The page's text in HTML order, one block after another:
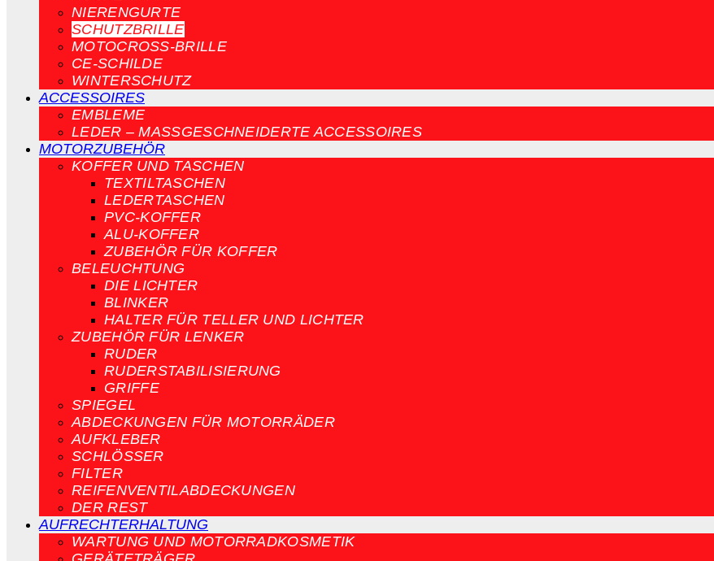
NIERENGURTE
SCHUTZBRILLE
MOTOCROSS-BRILLE
CE-SCHILDE
WINTERSCHUTZ
ACCESSOIRES
EMBLEME
LEDER – MASSGESCHNEIDERTE ACCESSOIRES
MOTORZUBEHÖR
KOFFER UND TASCHEN
TEXTILTASCHEN
LEDERTASCHEN
PVC-KOFFER
ALU-KOFFER
ZUBEHÖR FÜR KOFFER
BELEUCHTUNG
DIE LICHTER
BLINKER
HALTER FÜR TELLER UND LICHTER
ZUBEHÖR FÜR LENKER
RUDER
RUDERSTABILISIERUNG
GRIFFE
SPIEGEL
ABDECKUNGEN FÜR MOTORRÄDER
AUFKLEBER
SCHLÖSSER
FILTER
REIFENVENTILABDECKUNGEN
DER REST
AUFRECHTERHALTUNG
WARTUNG UND MOTORRADKOSMETIK